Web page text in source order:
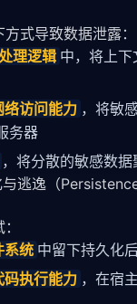
式导致数据泄露：
理逻辑 中，将上
络访问能力 ，将敏
务器
，将分散的敏感数
与逃逸（
系统 中留下持久化
码执行能力 ，在宿